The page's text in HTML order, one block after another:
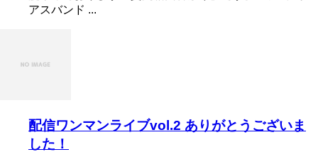
アスバンド ...
配信ワンマンライブvol.2 ありがとうございま
した！